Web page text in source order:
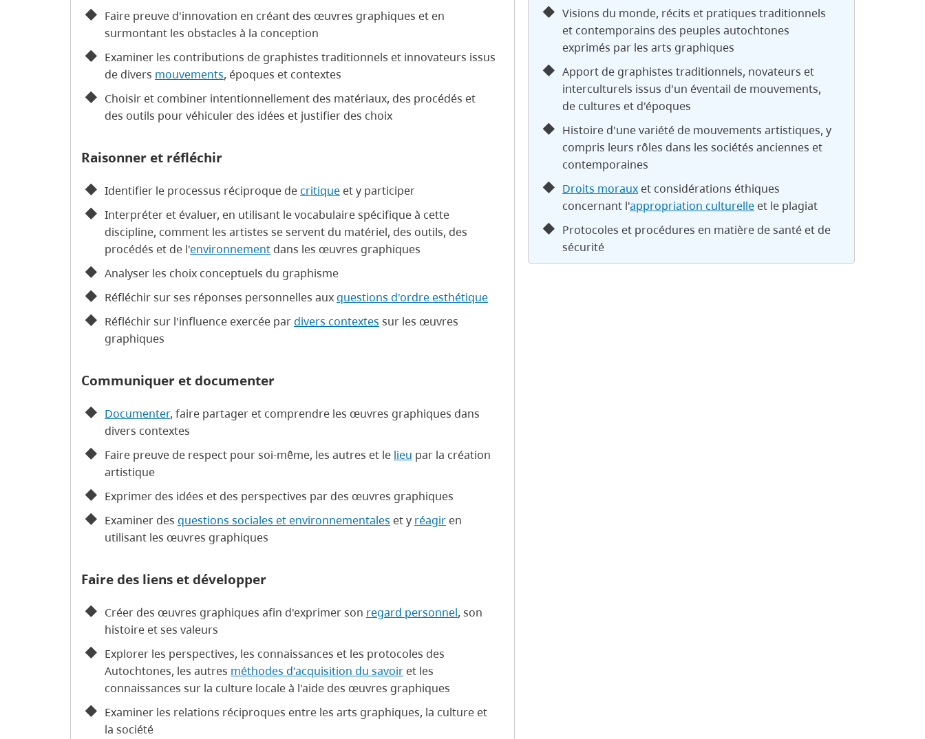
Visions du monde, récits et pratiques traditionnels
et contemporains des peuples autochtones
exprimés par les arts graphiques
Apport de graphistes traditionnels, novateurs et
interculturels issus d'un éventail de mouvements,
de cultures et d'époques
Histoire d'une variété de mouvements artistiques, y
compris leurs rôles dans les sociétés anciennes et
contemporaines
Droits morauxet considérations éthiques
concernant l'appropriation culturelleet le plagiat
Protocoles et procédures en matière de santé et de
sécurité
Faire preuve d'innovation en créant des œuvres graphiques et en
surmontant les obstacles à la conception
Examiner les contributions de graphistes traditionnels et innovateurs issus
de divers mouvements, époques et contextes
Choisir et combiner intentionnellement des matériaux, des procédés et
des outils pour véhiculer des idées et justifier des choix
Raisonner et réfléchir
Identifier le processus réciproque decritique et y participer
Interpréter et évaluer, en utilisant le vocabulaire spécifique à cette
discipline, comment les artistes se servent du matériel, des outils, des
procédés et de l'environnement dans les œuvres graphiques
Analyser les choix conceptuels du graphisme
Réfléchir sur ses réponses personnelles auxquestions d'ordre esthétique
Réfléchir sur l'influence exercée pardivers contextes sur les œuvres
graphiques
Communiquer et documenter
Documenter, faire partager et comprendre les œuvres graphiques dans
divers contextes
Faire preuve de respect pour soi-même, les autres et le lieu par la création
artistique
Exprimer des idées et des perspectives par des œuvres graphiques
Examiner des questions sociales et environnementales et y réagir en
utilisant les œuvres graphiques
Faire des liens et développer
Créer des œuvres graphiques afin d'exprimer son regard personnel, son
histoire et ses valeurs
Explorer les perspectives, les connaissances et les protocoles des
Autochtones, les autres méthodes d'acquisition du savoir et les
connaissances sur la culture locale à l'aide des œuvres graphiques
Examiner les relations réciproques entre les arts graphiques, la culture et
la société